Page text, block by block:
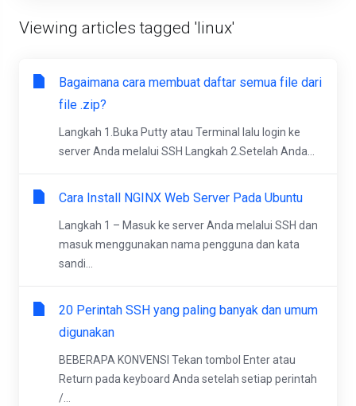
Viewing articles tagged 'linux'
Bagaimana cara membuat daftar semua file dari
file .zip?
Langkah 1.Buka Putty atau Terminal lalu login ke
server Anda melalui SSH Langkah 2.Setelah Anda...
Cara Install NGINX Web Server Pada Ubuntu
Langkah 1 – Masuk ke server Anda melalui SSH dan
masuk menggunakan nama pengguna dan kata
sandi...
20 Perintah SSH yang paling banyak dan umum
digunakan
BEBERAPA KONVENSI Tekan tombol Enter atau
Return pada keyboard Anda setelah setiap perintah
/...